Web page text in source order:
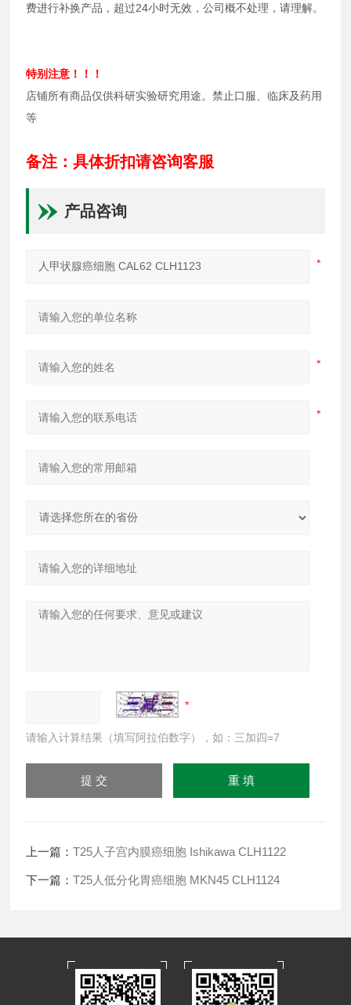
费进行补换产品，超过24小时无效，公司概不处理，请理解。
特别注意！！！
店铺所有商品仅供科研实验研究用途。禁止口服、临床及药用
等
备注：具体折扣请咨询客服
产品咨询
请输入计算结果（填写阿拉伯数字），如：三加四=7
上一篇：T25人子宫内膜癌细胞 Ishikawa CLH1122
下一篇：T25人低分化胃癌细胞 MKN45 CLH1124